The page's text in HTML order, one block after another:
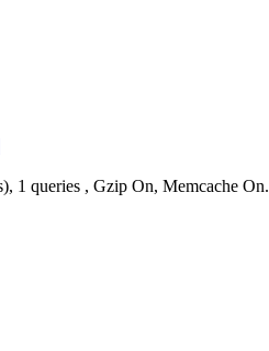
1 queries , Gzip On, Memcache On.